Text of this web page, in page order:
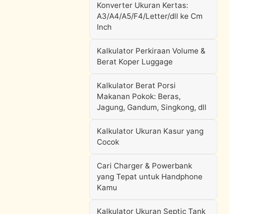
Konverter Ukuran Kertas:
A3/A4/A5/F4/Letter/dll ke Cm
Inch
Kalkulator Perkiraan Volume &
Berat Koper Luggage
Kalkulator Berat Porsi
Makanan Pokok: Beras,
Jagung, Gandum, Singkong, dll
Kalkulator Ukuran Kasur yang
Cocok
Cari Charger & Powerbank
yang Tepat untuk Handphone
Kamu
Kalkulator Ukuran Septic Tank